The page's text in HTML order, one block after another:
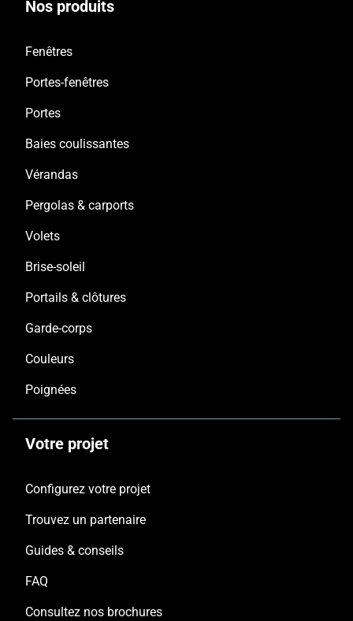
Nos produits
Fenêtres
Portes-fenêtres
Portes
Baies coulissantes
Vérandas
Pergolas & carports
Volets
Brise-soleil
Portails & clôtures
Garde-corps
Couleurs
Poignées
Votre projet
Configurez votre projet
Trouvez un partenaire
Guides & conseils
FAQ
Consultez nos brochures